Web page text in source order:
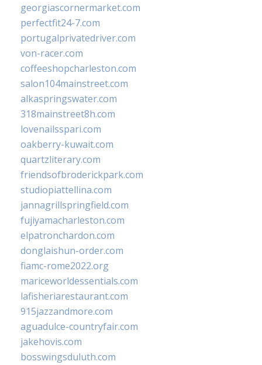
georgiascornermarket.com
perfectfit24-7.com
portugalprivatedriver.com
von-racer.com
coffeeshopcharleston.com
salon104mainstreet.com
alkaspringswater.com
318mainstreet8h.com
lovenailsspari.com
oakberry-kuwait.com
quartzliterary.com
friendsofbroderickpark.com
studiopiattellina.com
jannagrillspringfield.com
fujiyamacharleston.com
elpatronchardon.com
donglaishun-order.com
fiamc-rome2022.org
mariceworldessentials.com
lafisheriarestaurant.com
915jazzandmore.com
aguadulce-countryfair.com
jakehovis.com
bosswingsduluth.com